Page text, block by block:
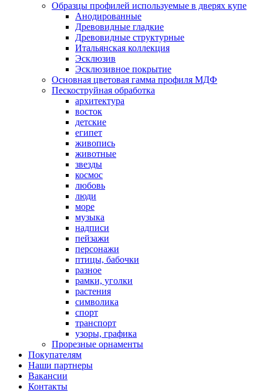
Образцы профилей используемые в дверях купе
Анодированные
Древовидные гладкие
Древовидные структурные
Итальянская коллекция
Эсклюзив
Эсклюзивное покрытие
Основная цветовая гамма профиля МДФ
Пескоструйная обработка
архитектура
восток
детские
египет
живопись
животные
звезды
космос
любовь
люди
море
музыка
надписи
пейзажи
персонажи
птицы, бабочки
разное
рамки, уголки
растения
символика
спорт
транспорт
узоры, графика
Прорезные орнаменты
Покупателям
Наши партнеры
Вакансии
Контакты